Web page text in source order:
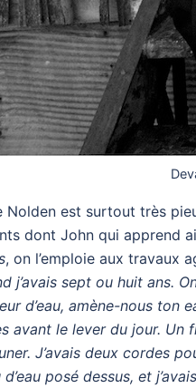
Nolden est surtout très
dont John qui apprend
, on l’emploie aux travaux
j’avais sept ou huit ans.
d’eau, amène-nous ton
avant le lever du jour.
J’avais deux cordes
d’eau posé dessus, et